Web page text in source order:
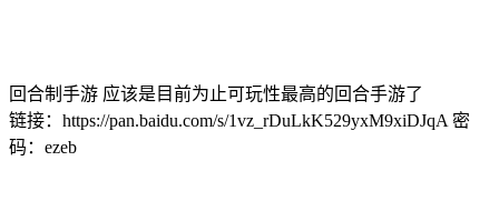
回合制手游 应该是目前为止可玩性最高的回合手游了
链接：https://pan.baidu.com/s/1vz_rDuLkK529yxM9xiDJqA 密
码：ezeb